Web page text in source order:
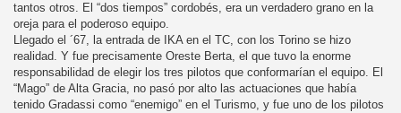
tantos otros. El “dos tiempos” cordobés, era un verdadero grano en la
oreja para el poderoso equipo.
Llegado el ´67, la entrada de IKA en el TC, con los Torino se hizo
realidad. Y fue precisamente Oreste Berta, el que tuvo la enorme
responsabilidad de elegir los tres pilotos que conformarían el equipo. El
“Mago” de Alta Gracia, no pasó por alto las actuaciones que había
tenido Gradassi como “enemigo” en el Turismo, y fue uno de los pilotos